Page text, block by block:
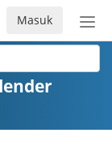
Masuk